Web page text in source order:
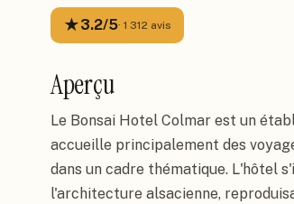
★3.2/5· 1 312 avis
Aperçu
Le Bonsai Hotel Colmar est un
accueille principalement des
dans un cadre thématique. L'hôtel
l'architecture alsacienne,